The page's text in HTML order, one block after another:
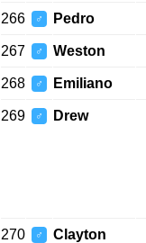
266 ♂ Pedro
267 ♂ Weston
268 ♂ Emiliano
269 ♂ Drew
270 ♂ Clayton